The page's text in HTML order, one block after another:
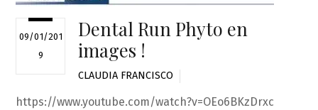
09/01/201
9
Dental Run Phyto en
images !
CLAUDIA FRANCISCO
https://www.youtube.com/watch?v=OEo6BKzDrxc